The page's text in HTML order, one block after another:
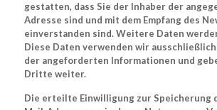
gestatten, dass Sie der Inhaber der
Adresse sind und mit dem Empfang des
einverstanden sind. Weitere Daten
Diese Daten verwenden wir
der angeforderten Informationen und
Dritte weiter.
Die erteilte Einwilligung zur Speicherung